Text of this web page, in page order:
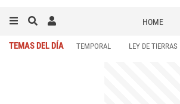
HOME
TEMAS DEL DÍA TEMPORAL LEY DE TIERRAS